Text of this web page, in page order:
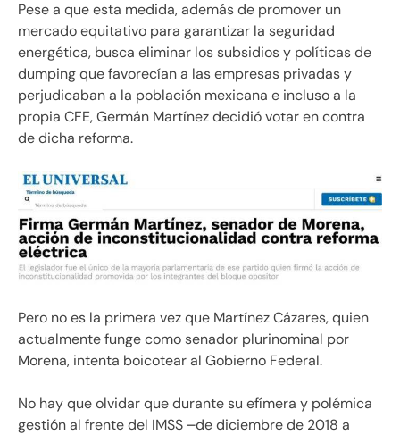
Pese a que esta medida, además de promover un
mercado equitativo para garantizar la seguridad
energética, busca eliminar los subsidios y políticas de
dumping que favorecían a las empresas privadas y
perjudicaban a la población mexicana e incluso a la
propia CFE, Germán Martínez decidió votar en contra
de dicha reforma.
Pero no es la primera vez que Martínez Cázares, quien
actualmente funge como senador plurinominal por
Morena, intenta boicotear al Gobierno Federal.
No hay que olvidar que durante su efímera y polémica
gestión al frente del IMSS ⎼de diciembre de 2018 a